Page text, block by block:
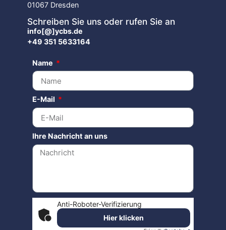
01067 Dresden
Schreiben Sie uns oder rufen Sie an
info[@]ycbs.de
+49 351 5633164
Name
E-Mail
Ihre Nachricht an uns
Anti-Roboter-Verifizierung
Hier klicken